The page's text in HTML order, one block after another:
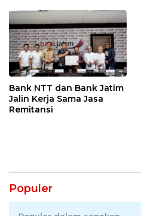
Bank NTT dan Bank Jatim
Jalin Kerja Sama Jasa
Remitansi
Populer